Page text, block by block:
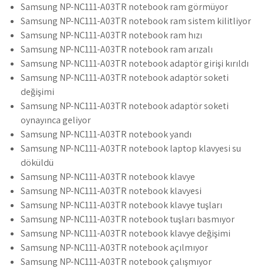
Samsung NP-NC111-A03TR notebook ram görmüyor
Samsung NP-NC111-A03TR notebook ram sistem kilitliyor
Samsung NP-NC111-A03TR notebook ram hızı
Samsung NP-NC111-A03TR notebook ram arızalı
Samsung NP-NC111-A03TR notebook adaptör girişi kırıldı
Samsung NP-NC111-A03TR notebook adaptör soketi
değişimi
Samsung NP-NC111-A03TR notebook adaptör soketi
oynayınca geliyor
Samsung NP-NC111-A03TR notebook yandı
Samsung NP-NC111-A03TR notebook laptop klavyesi su
döküldü
Samsung NP-NC111-A03TR notebook klavye
Samsung NP-NC111-A03TR notebook klavyesi
Samsung NP-NC111-A03TR notebook klavye tuşları
Samsung NP-NC111-A03TR notebook tuşları basmıyor
Samsung NP-NC111-A03TR notebook klavye değişimi
Samsung NP-NC111-A03TR notebook açılmıyor
Samsung NP-NC111-A03TR notebook çalışmıyor